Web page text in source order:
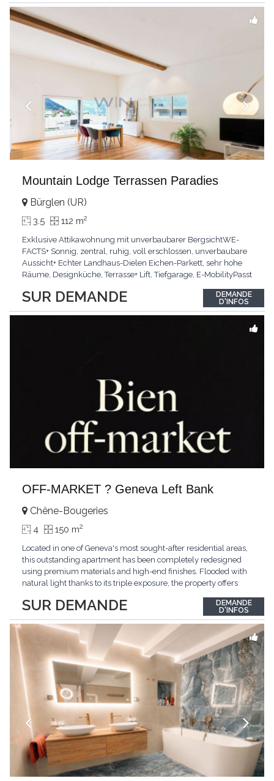
Mountain Lodge Terrassen Paradies
SUR DEMANDE
Bürglen (UR)
3.5 112 m2
Exklusive Attikawohnung mit unverbaubarer BergsichtWE-
FACTS+ Sonnig, zentral, ruhig, voll erschlossen, unverbaubare
Aussicht+ Echter Landhaus-Dielen Eichen-Parkett, sehr hohe
Räume, Designküche, Terrasse+ Lift, Tiefgarage, E-MobilityPasst
ArchitekturKLARTEXT: Grosszügig, sonnig und kompromisslos
hochwertig mit Logenplatz.Interessiert?...
DEMANDE
D'INFOS
OFF-MARKET ? Geneva Left Bank
SUR DEMANDE
Chêne-Bougeries
4 150 m2
Located in one of Geneva's most sought-after residential areas,
this outstanding apartment has been completely redesigned
using premium materials and high-end finishes. Flooded with
natural light thanks to its triple exposure, the property offers
master suite, elegant reception areas, and a spacious terrace
overlooking a peaceful and green...
DEMANDE
D'INFOS